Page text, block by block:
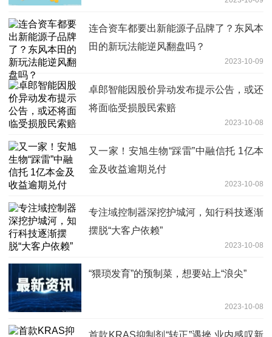
连合资车都要出新能源子品牌了？东风本
田的新玩法能逆风翻盘吗？
2023-10-09
卓郎智能因股价异动发布提示公告，或还
将面临受损股民索赔
2023-10-08
又一家！安旭生物“踩雷”中融信托 1亿本
金及收益逾期兑付
2023-10-08
专注域控制器深挖护城河，知行科技逐渐
摆脱“大客户依赖”
2023-10-08
“猥琐发育”的预制菜，想要站上“浪尖”
2023-10-08